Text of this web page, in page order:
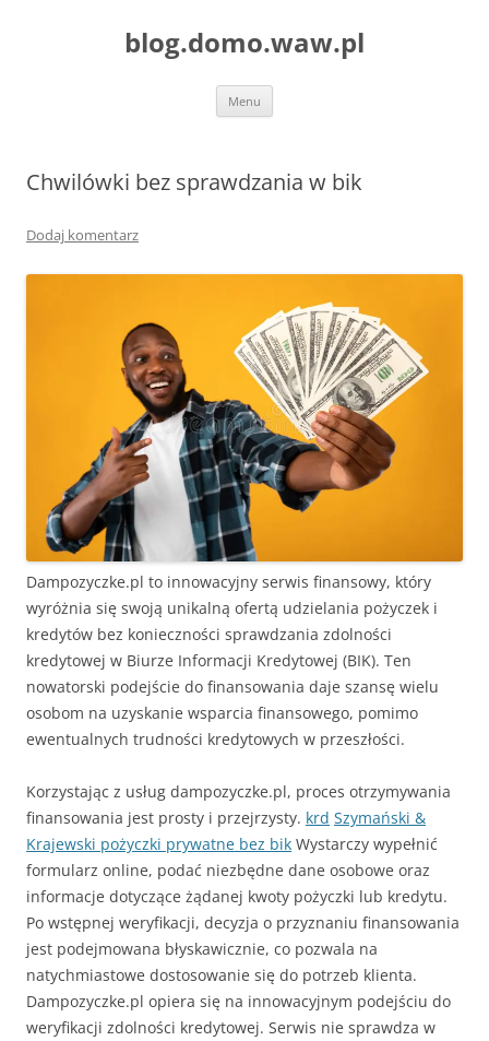
blog.domo.waw.pl
Menu
Chwilówki bez sprawdzania w bik
Dodaj komentarz
Dampozyczke.pl to innowacyjny serwis finansowy, który
wyróżnia się swoją unikalną ofertą udzielania pożyczek i
kredytów bez konieczności sprawdzania zdolności
kredytowej w Biurze Informacji Kredytowej (BIK). Ten
nowatorski podejście do finansowania daje szansę wielu
osobom na uzyskanie wsparcia finansowego, pomimo
ewentualnych trudności kredytowych w przeszłości.
Korzystając z usług dampozyczke.pl, proces otrzymywania
finansowania jest prosty i przejrzysty. krd Szymański &
Krajewski pożyczki prywatne bez bik Wystarczy wypełnić
formularz online, podać niezbędne dane osobowe oraz
informacje dotyczące żądanej kwoty pożyczki lub kredytu.
Po wstępnej weryfikacji, decyzja o przyznaniu finansowania
jest podejmowana błyskawicznie, co pozwala na
natychmiastowe dostosowanie się do potrzeb klienta.
Dampozyczke.pl opiera się na innowacyjnym podejściu do
weryfikacji zdolności kredytowej. Serwis nie sprawdza w